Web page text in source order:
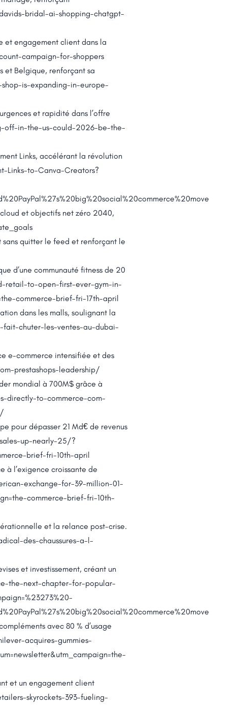
bridal-ai-shopping-chatgpt-
et engagement client dans la
campaign-for-shoppers
et Belgique, renforçant sa
is-expanding-in-europe-
et rapidité dans l’offre
in-the-us-could-2026-be-the-
Links, accélérant la révolution
Links-to-Canva-Creators?
et objectifs net zéro 2040,
sans quitter le feed et renforçant le
d’une communauté fitness de 20
retail-to-open-first-ever-gym-in-
commerce-brief-fri-17th-april
dans les malls, soulignant la
chuter-les-ventes-au-dubai-
e-commerce intensifiée et des
prestashops-leadership/
mondial à 700M$ grâce à
directly-to-commerce-com-
pour dépasser 21 Md€ de revenus
up-nearly-25/?
brief-fri-10th-april
à l’exigence croissante de
exchange-for-39-million-01-
commerce-brief-fri-10th-
et la relance post-crise.
des-chaussures-a-l-
et investissement, créant un
the-next-chapter-for-popular-
avec 80 % d’usage
acquires-gummies-
et un engagement client
skyrockets-393-fueling-